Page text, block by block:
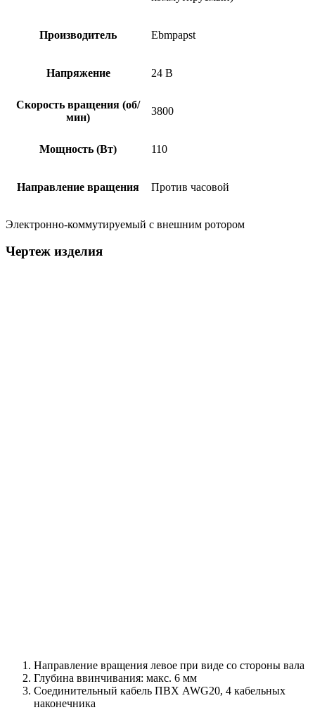
Производитель Ebmpapst
Напряжение 24 В
Скорость вращения (об/
мин)
3800
Мощность (Вт) 110
Направление вращения Против часовой
Электронно-коммутируемый с внешним ротором
Чертеж изделия
Направление вращения левое при виде со стороны вала
Глубина ввинчивания: макс. 6 мм
Соединительный кабель ПВХ AWG20, 4 кабельных
наконечника